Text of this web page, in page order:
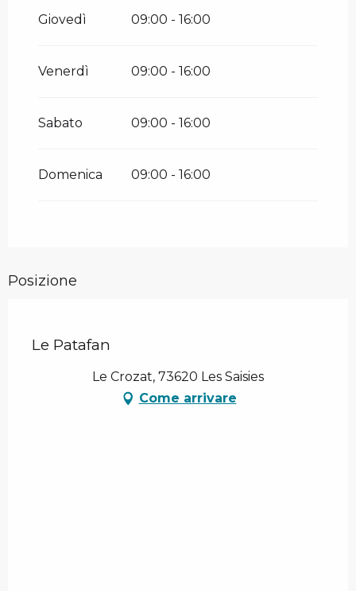
Giovedì 09:00 - 16:00
Venerdì 09:00 - 16:00
Sabato 09:00 - 16:00
Domenica 09:00 - 16:00
Posizione
Le Patafan
Le Crozat, 73620 Les Saisies
Come arrivare